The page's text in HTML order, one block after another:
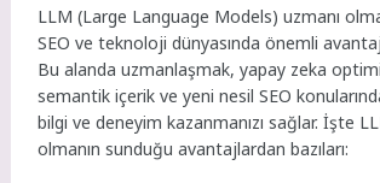
LLM (Large Language Models) uzmanı
SEO ve teknoloji dünyasında önemli
Bu alanda uzmanlaşmak, yapay zeka
semantik içerik ve yeni nesil SEO
bilgi ve deneyim kazanmanızı sağlar. İşte
olmanın sunduğu avantajlardan bazıları: